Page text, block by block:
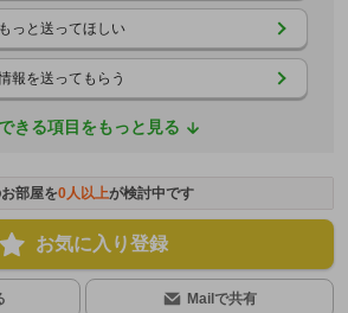
っと送ってほしい
報を送ってもらう
きる項目をもっと見る
部屋を0人以上が検討中です
お気に入り登録
Mailで共有